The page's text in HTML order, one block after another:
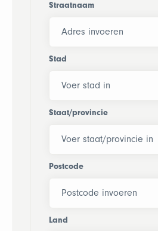
Straatnaam
Stad
Staat/provincie
Postcode
Land